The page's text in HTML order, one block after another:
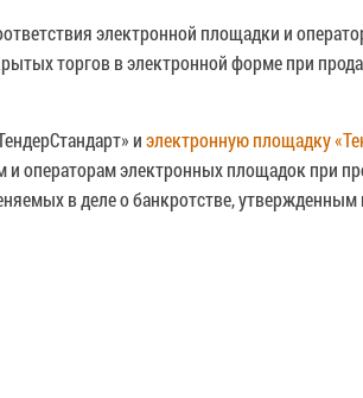
электронной площадки и
торгов в электронной форме при
иэлектронную площадку
операторам электронных площадок при
в деле о банкротстве,